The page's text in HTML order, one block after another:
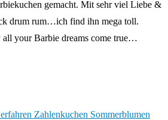
gemacht. Mit sehr viel Liebe &
drum rum…ich find ihn mega toll.
your Barbie dreams come true…